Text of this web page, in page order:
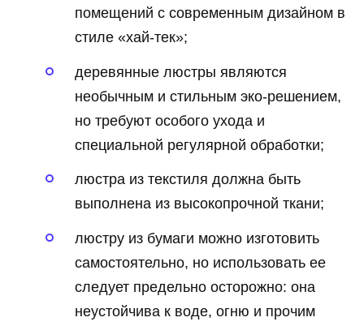
помещений с современным дизайном в
стиле «хай-тек»;
деревянные люстры являются
необычным и стильным эко-решением,
но требуют особого ухода и
специальной регулярной обработки;
люстра из текстиля должна быть
выполнена из высокопрочной ткани;
люстру из бумаги можно изготовить
самостоятельно, но использовать ее
следует предельно осторожно: она
неустойчива к воде, огню и прочим